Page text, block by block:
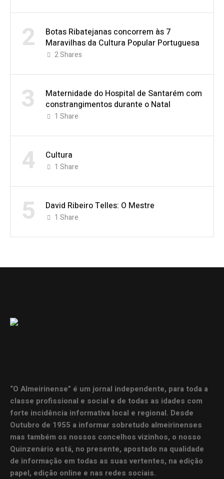
2
Botas Ribatejanas concorrem às 7
Maravilhas da Cultura Popular Portuguesa
2Shares
3
Maternidade do Hospital de Santarém com
constrangimentos durante o Natal
1 Share
4 Cultura
1 Share
5 David Ribeiro Telles: O Mestre
1 Share
“O Almeirinense” é um jornal independente, para toda a
classe profissional e social e de todas as idades com
forte incidência informativa local e regional. Desde
Outubro de 1955 a informar sobretudo almeirinenses
mas também os nossos concelhos vizinhos, o nosso
Quinzenário está, no presente, apostado na qualidade
de informação em todas as suas vertentes, na edição
papel, edição online e nas redes sociais.